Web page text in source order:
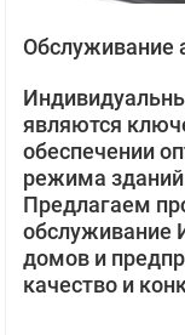
Обслуживание
являются
обеспечении
режима
Предлагаем
обслуживание
домов и
качество и